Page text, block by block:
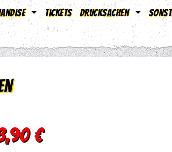
Tickets Drucksachen
Preis:
€